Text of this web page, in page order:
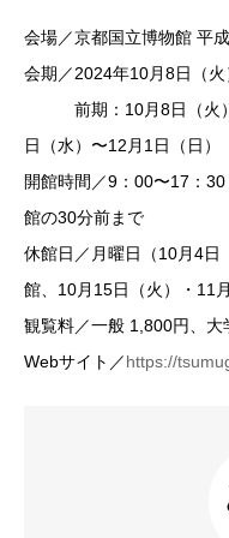
会場／京都国立博物館 平
会期／2024年10月8日（火
前期：10月8日（火）
日（水）〜12月1日（日）
開館時間／9：00〜17：
館の30分前まで
休館日／月曜日（10月4日
館、10月15日（火）・11
観覧料／一般 1,800円、
Webサイト／https://